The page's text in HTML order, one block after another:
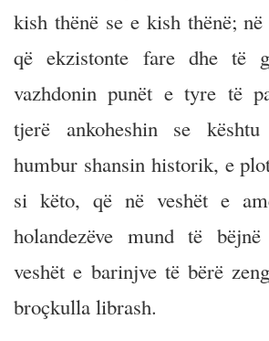
kish thënë se e kish thënë;
që ekzistonte fare dhe të
vazhdonin punët e tyre të
tjerë ankoheshin se
humbur shansin historik, e
si këto, që në veshët e
holandezëve mund të
veshët e barinjve të bërë
broçkulla librash.